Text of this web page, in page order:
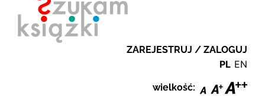
ZAREJESTRUJ / ZALOGUJ
PL EN
wielkość: